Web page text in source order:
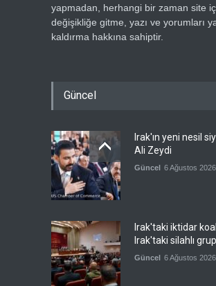
yapmadan, herhangi bir zaman site
değişikliğe gitme, yazı ve yorumları
kaldırma hakkına sahiptir.
Güncel
Irak'ın yeni nesil
Ali Zeydi
Güncel 6 Ağustos 2026
Irak'taki iktidar
Irak'taki silahlı
Güncel 6 Ağustos 2026